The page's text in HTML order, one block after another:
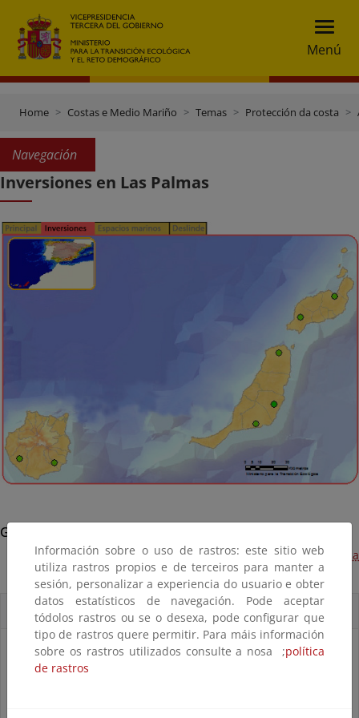
Menú
Home Costas e Medio Mariño Temas Protección da costa
Navegación
Inversiones en Las Palmas
Gran Canaria - Mogán
Reparación de daños en acceso a la playa de Patalavaca
(Terminado, 2013)
Accesos directos
Información sobre o uso de rastros: este sitio web
utiliza rastros propios e de terceiros para manter a
sesión, personalizar a experiencia do usuario e obter
datos estatísticos de navegación. Pode aceptar
tódolos rastros ou se o desexa, pode configurar que
tipo de rastros quere permitir. Para máis información
sobre os rastros utilizados consulte a nosa ;política
de rastros